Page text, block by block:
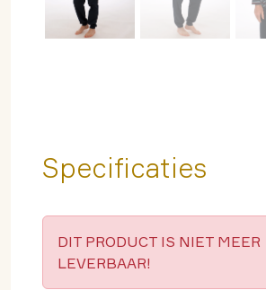
Specificaties
DIT PRODUCT IS NIET MEER
LEVERBAAR!